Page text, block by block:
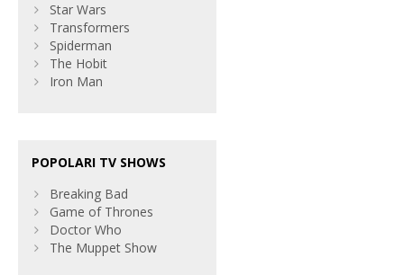
Star Wars
Transformers
Spiderman
The Hobit
Iron Man
POPOLARI TV SHOWS
Breaking Bad
Game of Thrones
Doctor Who
The Muppet Show